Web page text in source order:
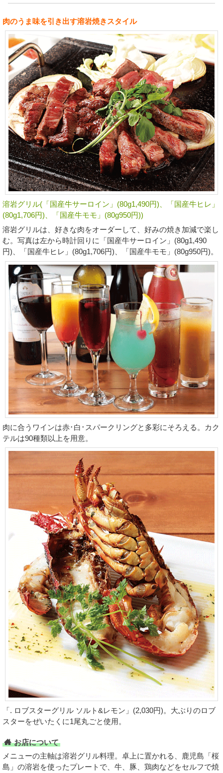
肉のうま味を引き出す溶岩焼きスタイル
溶岩グリル(「国産牛サーロイン」(80g1,490円)、「国産牛ヒレ」
(80g1,706円)、「国産牛モモ」(80g950円))
溶岩グリルは、好きな肉をオーダーして、好みの焼き加減で楽し
む。写真は左から時計回りに「国産牛サーロイン」(80g1,490
円)、「国産牛ヒレ」(80g1,706円)、「国産牛モモ」(80g950円)。
肉に合うワインは赤･白･スパークリングと多彩にそろえる。カク
テルは90種類以上を用意。
「. ロブスターグリル ソルト&レモン」(2,030円)。大ぶりのロブ
スターをぜいたくに1尾丸ごと使用。
お店について
メニューの主軸は溶岩グリル料理。卓上に置かれる、鹿児島「桜
島」の溶岩を使ったプレートで、牛、豚、鶏肉などをセルフで焼